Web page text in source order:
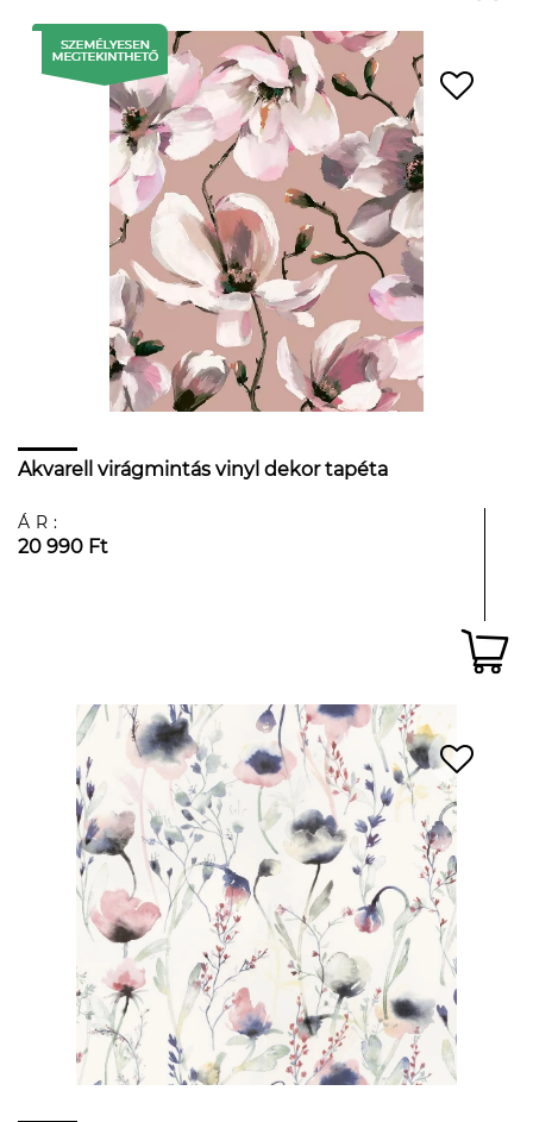
Akvarell virágmintás vinyl dekor tapéta
ÁR:
20 990 Ft